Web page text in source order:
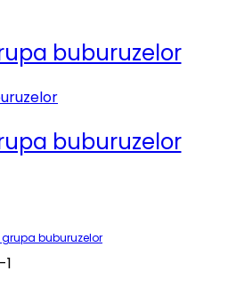
buburuzelor
buburuzelor
buburuzelor